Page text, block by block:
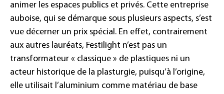
animer les espaces publics et privés. Cette entreprise
auboise, qui se démarque sous plusieurs aspects, s’est
vue décerner un prix spécial. En effet, contrairement
aux autres lauréats, Festilight n’est pas un
transformateur « classique » de plastiques ni un
acteur historique de la plasturgie, puisqu’à l’origine,
elle utilisait l’aluminium comme matériau de base